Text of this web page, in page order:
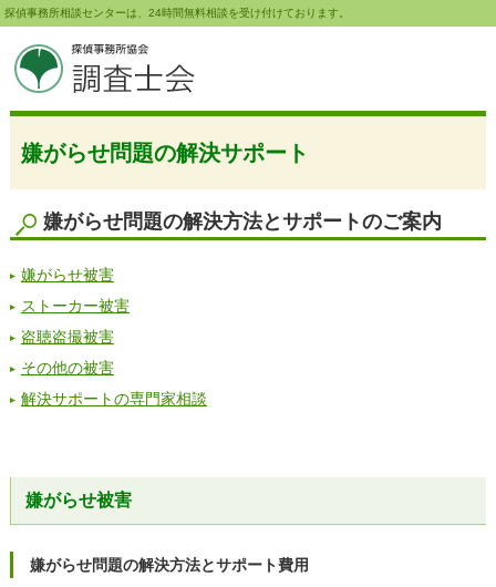
嫌がらせ問題の解決サポート
嫌がらせ問題の解決方法とサポートのご案内
嫌がらせ被害
ストーカー被害
盗聴盗撮被害
その他の被害
解決サポートの専門家相談
嫌がらせ被害
嫌がらせ問題の解決方法とサポート費用
探偵事務所相談センターは、24時間無料相談を受け付けております。